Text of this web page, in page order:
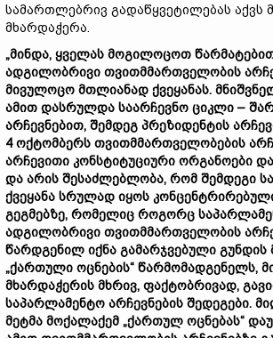
სამართლებრივ გადაწყვეტილებას აქვს
მხარდაჭერა.
„მინდა, ყველას მოგილოცოთ
ადგილობრივი თვითმმართველობის
მივულოცო მთლიანად ქვეყანას.
ამით დასრულდა საარჩევნო ციკლი –
არჩევნებით, შემდეგ პრეზიდენტის
4 ოქტომბერს თვითმმართველობების
არჩევითი კონსტიტუციური ორგანოები
და არის შესაძლებლობა, რომ შემდეგი
ქვეყანა სრულად იყოს
გეგმებზე, რომელიც როგორც
ადგილობრივი თვითმმართველობის
წარდგენილ იქნა გამარჯვებული
„ქართული ოცნების“ წარმომადგენელს,
მხარდაჭერის მხრივ, ფაქტობრივად,
საპარლამენტო არჩევნების შედეგები.
მეტმა მოქალაქემ „ქართულ ოცნებას“